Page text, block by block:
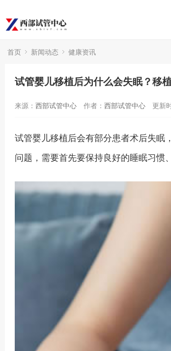
首页 新闻动态 健康资讯
试管婴儿移植后为什么会失眠？移
来源： 西部试管中心 作者： 西部试管中心 更新
试管婴儿移植后会有部分患者术后失眠
问题，需要首先要保持良好的睡眠习惯